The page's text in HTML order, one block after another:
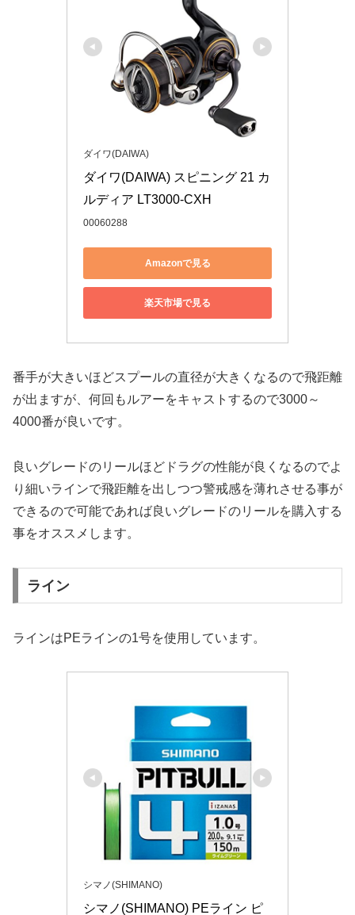
ダイワ(DAIWA)
ダイワ(DAIWA) スピニング 21 カ
ルディア LT3000-CXH
00060288
Amazonで見る
楽天市場で見る
番手が大きいほどスプールの直径が大きくなるので飛距離
が出ますが、何回もルアーをキャストするので3000～
4000番が良いです。
良いグレードのリールほどドラグの性能が良くなるのでよ
り細いラインで飛距離を出しつつ警戒感を薄れさせる事が
できるので可能であれば良いグレードのリールを購入する
事をオススメします。
ライン
ラインはPEラインの1号を使用しています。
シマノ(SHIMANO)
シマノ(SHIMANO) PEライン ピ